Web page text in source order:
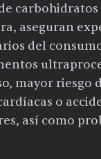
carbohidratos
aseguran
del
mayor riesgo
o
así como